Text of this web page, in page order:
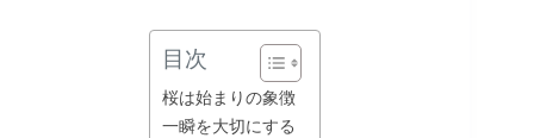
目次
桜は始まりの象徴
一瞬を大切にする